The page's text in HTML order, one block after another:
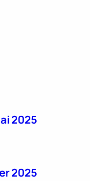
2025
2025